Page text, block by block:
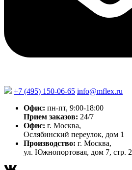
+7 (495) 150-06-65 info@mflex.ru
Офис: пн-пт, 9:00-18:00
Прием заказов: 24/7
Офис: г. Москва,
Ослябинский переулок, дом 1
Производство: г. Москва,
ул. Южнопортовая, дом 7, стр. 2